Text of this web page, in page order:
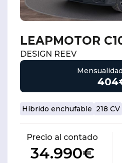
LEAPMOTOR
DESIGN REEV
Híbrido enchufable 218 CV
Precio al contado
34.990€